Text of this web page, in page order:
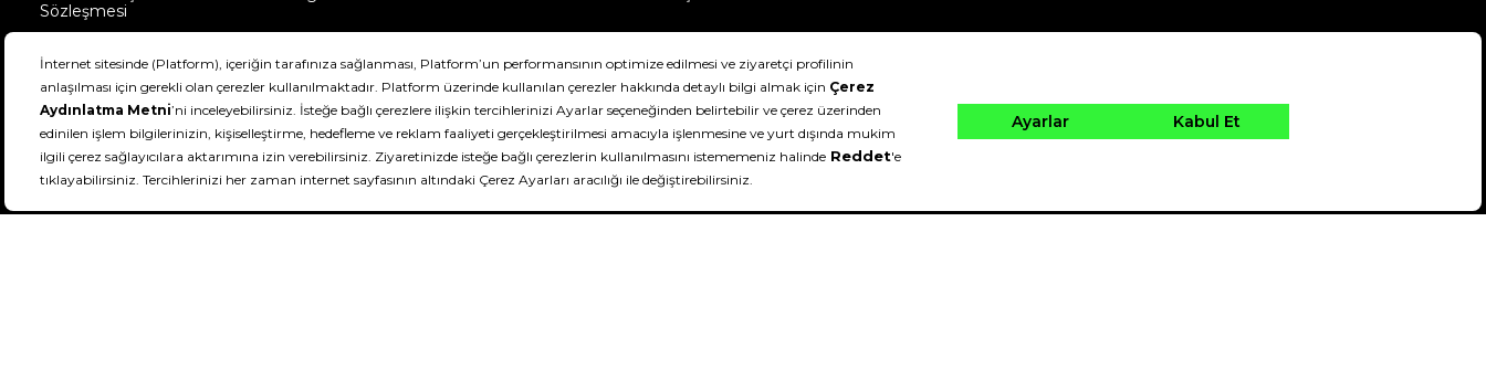
Sözleşmesi
DeFactoFIT ©️ 2022-2026. Tüm hakları saklıdır.